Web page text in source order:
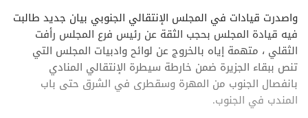
واصدرت قيادات في المجلس الإنتقالي الجنوبي بيان جديد طالبت
فيه قيادة المجلس بحجب الثقة عن رئيس فرع المجلس رأفت
الثقلي ، متهمة إياه بالخروج عن لوائح وادبيات المجلس التي
تنص ببقاء الجزيرة ضمن خارطة سيطرة الإنتقالي المنادي
بانفصال الجنوب من المهرة وسقطرى في الشرق حتى باب
المندب في الجنوب.